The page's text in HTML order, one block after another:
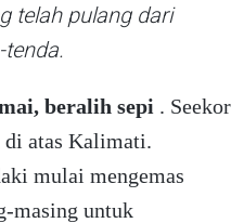
telah pulang dari
beralih sepi . Seekor
di atas Kalimati.
mulai mengemas
masing untuk